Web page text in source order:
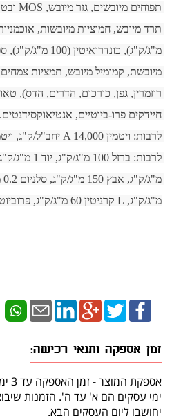
מ"ג/ק"ג, L קרניטין 60 מ"ג/ק"ג, פרוביוטיקה 109 CFU/ק"ג.
זמן אספקה ותנאי רכישה:
אספקת המוצר - זמן האספקה עד 3 ימי עסקים באזור גוש דן.
ימי עסקים הם א' עד ה'. הזמנות שיבוצעו
יחושבו ליום העסקים הבא.